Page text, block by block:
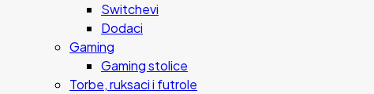
Switchevi
Dodaci
Gaming
Gaming stolice
Torbe, ruksaci i futrole